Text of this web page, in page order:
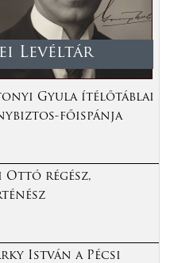
Levéltár
Gyula ítélőtáblai
főispánja
Ottó régész,
István a Pécsi